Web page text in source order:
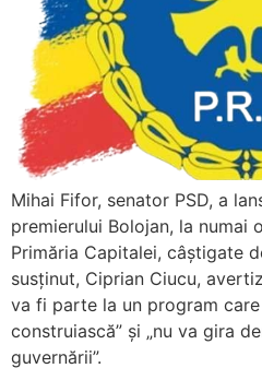
Mihai Fifor, senator PSD, a
premierului Bolojan, la numai
Primăria Capitalei, câștigate
susținut, Ciprian Ciucu,
va fi parte la un program
construiască” și „nu va gira
guvernării”.